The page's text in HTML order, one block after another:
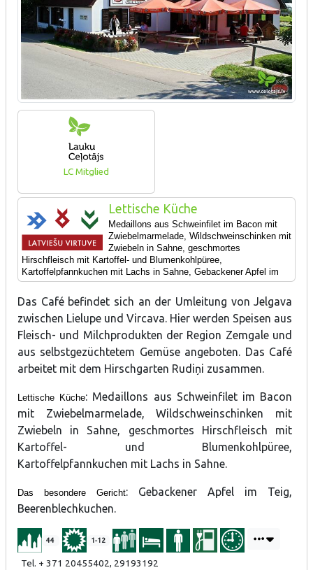
LC Mitglied
Lettische Küche
Medaillons aus Schweinfilet im Bacon mit
Zwiebelmarmelade, Wildschweinschinken mit
Zwiebeln in Sahne, geschmortes
Hirschfleisch mit Kartoffel- und Blumenkohlpüree,
Kartoffelpfannkuchen mit Lachs in Sahne, Gebackener Apfel im
Teig, Beerenblechkuchen.
Das Café befindet sich an der Umleitung von Jelgava
zwischen Lielupe und Vircava. Hier werden Speisen aus
Fleisch- und Milchprodukten der Region Zemgale und
aus selbstgezüchtetem Gemüse angeboten. Das Café
arbeitet mit dem Hirschgarten Rudiņi zusammen.
Lettische Küche: Medaillons aus Schweinfilet im Bacon
mit Zwiebelmarmelade, Wildschweinschinken mit
Zwiebeln in Sahne, geschmortes Hirschfleisch mit
Kartoffel- und Blumenkohlpüree,
Kartoffelpfannkuchen mit Lachs in Sahne.
Das besondere Gericht: Gebackener Apfel im Teig,
Beerenblechkuchen.
44 1-12
Tel. + 371 20455402, 29193192